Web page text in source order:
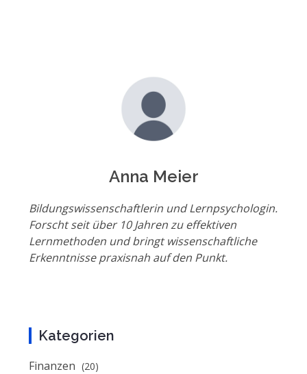
Anna Meier
Bildungswissenschaftlerin und Lernpsychologin.
Forscht seit über 10 Jahren zu effektiven
Lernmethoden und bringt wissenschaftliche
Erkenntnisse praxisnah auf den Punkt.
Kategorien
Finanzen (20)